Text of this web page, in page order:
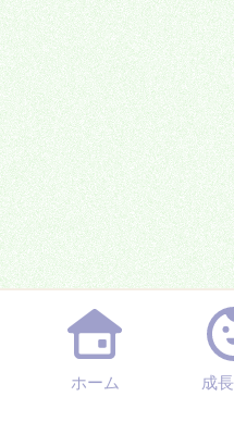
ホーム 成